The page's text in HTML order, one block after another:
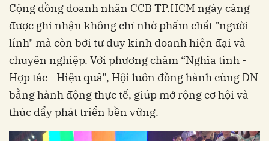
Cộng đồng doanh nhân CCB TP.HCM ngày càng
được ghi nhận không chỉ nhờ phẩm chất "người
lính" mà còn bởi tư duy kinh doanh hiện đại và
chuyên nghiệp. Với phương châm “Nghĩa tình -
Hợp tác - Hiệu quả”, Hội luôn đồng hành cùng DN
bằng hành động thực tế, giúp mở rộng cơ hội và
thúc đẩy phát triển bền vững.